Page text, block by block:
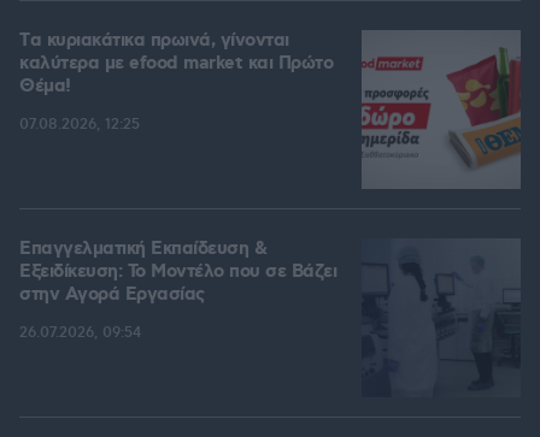
Tα κυριακάτικα πρωινά, γίνονται
καλύτερα με efood market και Πρώτο
Θέμα!
07.08.2026, 12:25
Επαγγελματική Εκπαίδευση &
Εξειδίκευση: Το Mοντέλο που σε Bάζει
στην Aγορά Eργασίας
26.07.2026, 09:54